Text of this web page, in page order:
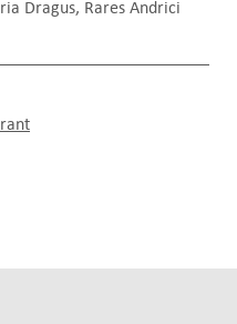
Dragus, Rares Andrici